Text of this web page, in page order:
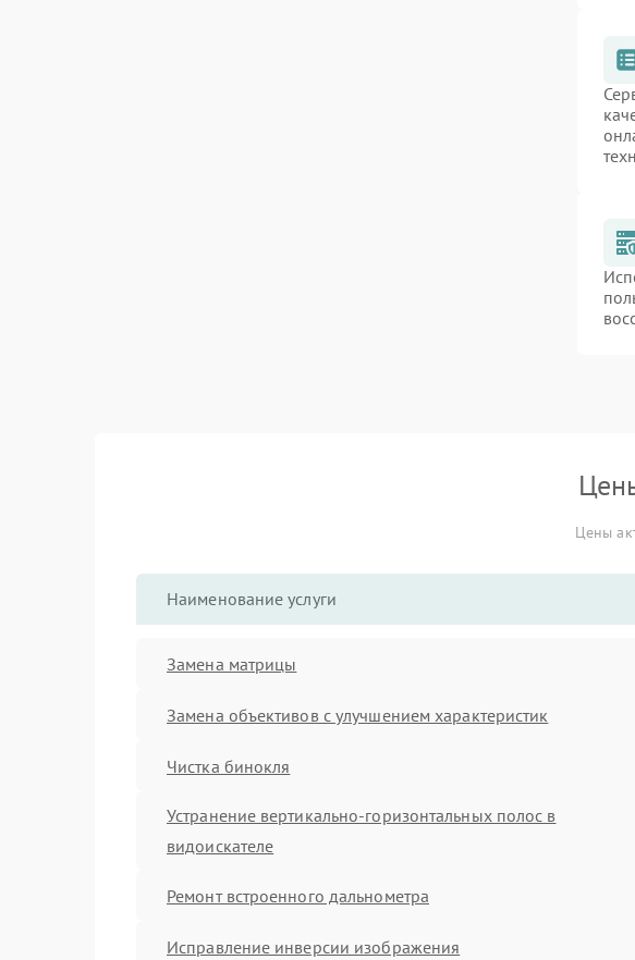
Цены
Наименование услуги
Замена матрицы
Замена объективов с улучшением характеристик
Чистка бинокля
Устранение вертикально-горизонтальных полос в
видоискателе
Ремонт встроенного дальнометра
Исправление инверсии изображения